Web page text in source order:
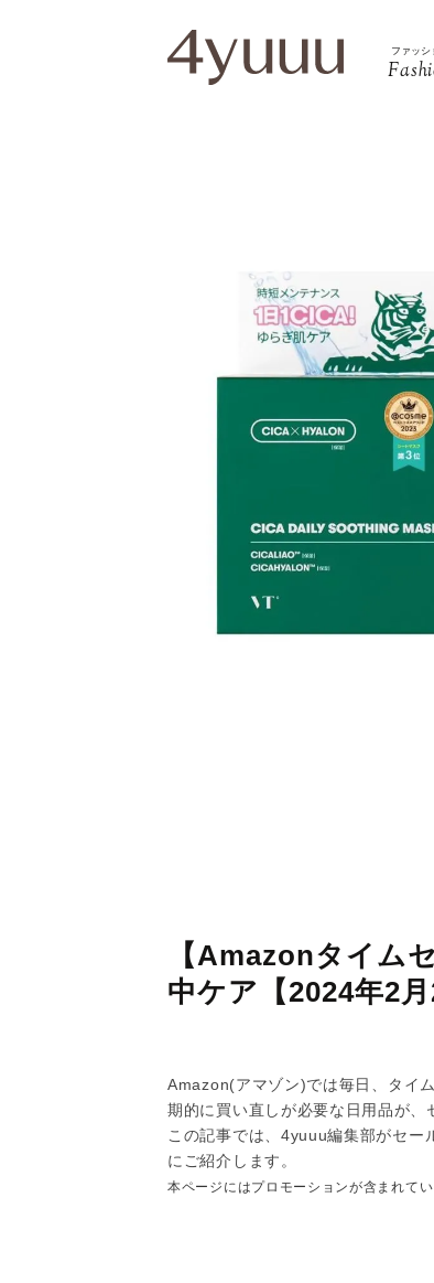
ファッシ
【Amazonタイム
中ケア【2024年2月
Amazon(アマゾン)では毎日、タイ
期的に買い直しが必要な日用品が
この記事では、4yuuu編集部がセー
にご紹介します。
本ページにはプロモーションが含まれて